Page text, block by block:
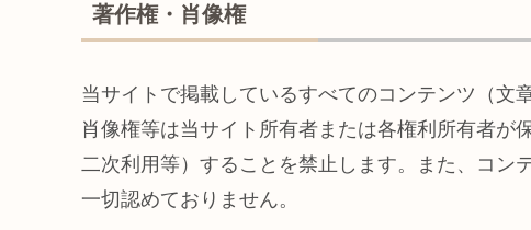
著作権・肖像権
当サイトで掲載しているすべてのコンテンツ（文
肖像権等は当サイト所有者または各権利所有者が
二次利用等）することを禁止します。また、コン
一切認めておりません。